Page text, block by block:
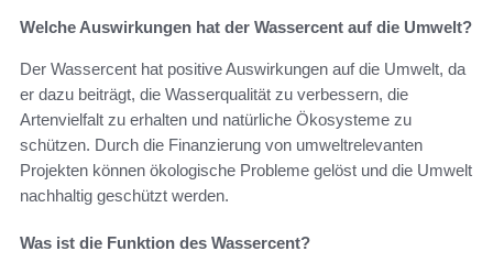
Welche Auswirkungen hat der Wassercent auf die Umwelt?
Der Wassercent hat positive Auswirkungen auf die Umwelt, da
er dazu beiträgt, die Wasserqualität zu verbessern, die
Artenvielfalt zu erhalten und natürliche Ökosysteme zu
schützen. Durch die Finanzierung von umweltrelevanten
Projekten können ökologische Probleme gelöst und die Umwelt
nachhaltig geschützt werden.
Was ist die Funktion des Wassercent?